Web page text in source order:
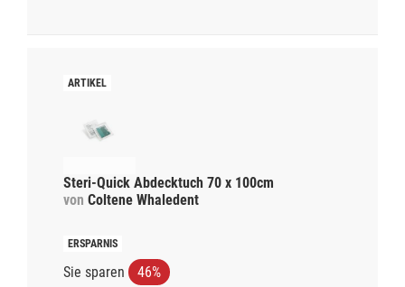
Steri-Quick Abdecktuch 70 x 100cm
von Coltene Whaledent
Sie sparen 46%